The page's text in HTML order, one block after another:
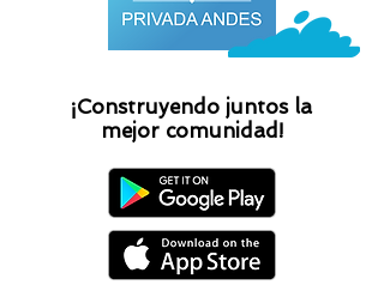
¡Construyendo juntos la
mejor comunidad!